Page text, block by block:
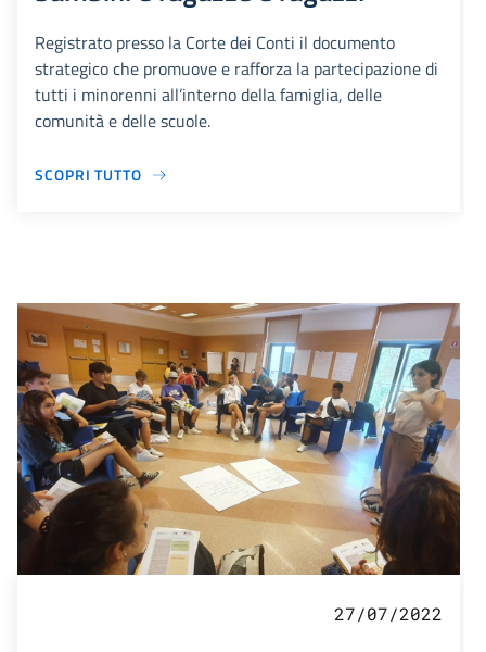
Registrato presso la Corte dei Conti il documento
strategico che promuove e rafforza la partecipazione di
tutti i minorenni all’interno della famiglia, delle
comunità e delle scuole.
SCOPRI TUTTO
27/07/2022